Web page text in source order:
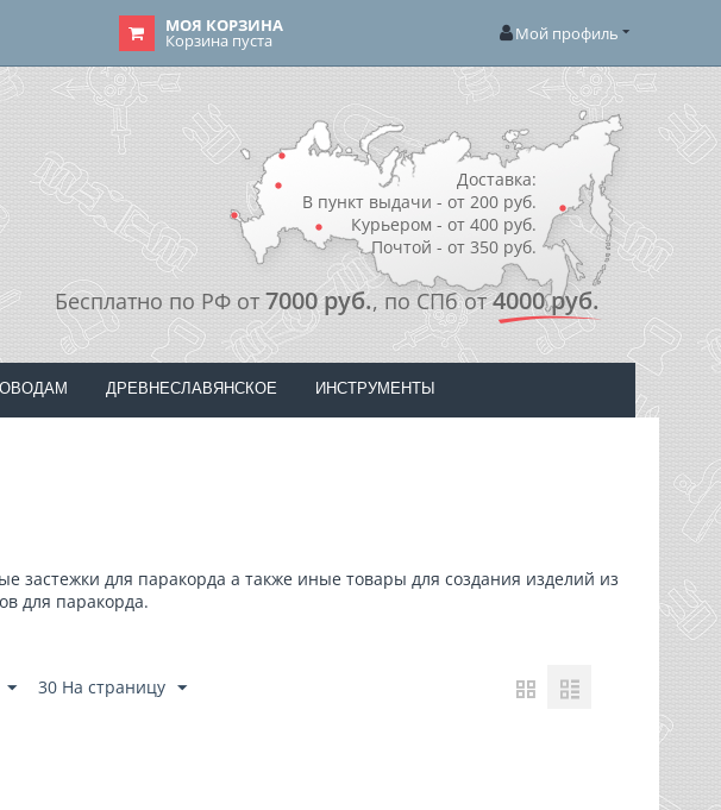
МОЯ КОРЗИНА
Корзина пуста Мой профиль
Доставка:
В пункт выдачи - от 200 руб.
Курьером - от 400 руб.
Почтой - от 350 руб.
Бесплатно по РФ от 7000 руб., по СПб от4000 руб.
ДРЕВНЕСЛАВЯНСКОЕ ИНСТРУМЕНТЫ
застежки для паракорда а также иные товары для создания изделий из
для паракорда.
30 На страницу